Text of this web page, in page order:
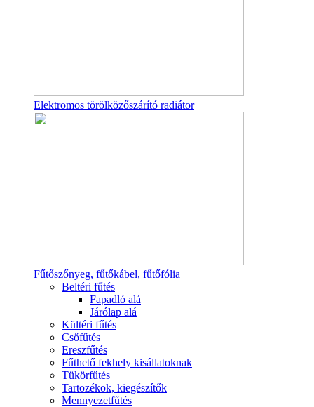
Elektromos törölközőszárító radiátor
Fűtőszőnyeg, fűtőkábel, fűtőfólia
Beltéri fűtés
Fapadló alá
Járólap alá
Kültéri fűtés
Csőfűtés
Ereszfűtés
Fűthető fekhely kisállatoknak
Tükörfűtés
Tartozékok, kiegészítők
Mennyezetfűtés